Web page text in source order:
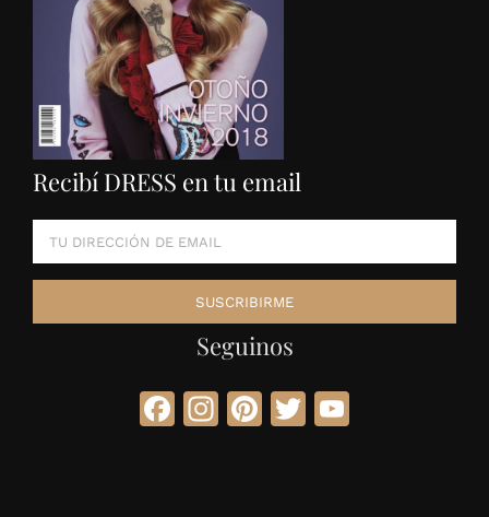
Recibí DRESS en tu email
Seguinos
Facebook
Instagram
Pinterest
Twitter